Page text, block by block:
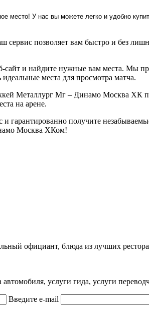
место! У нас вы можете легко и удобно
позволяет вам быстро и без
и найдите нужные вам места. Мы
места для просмотра матча.
Металлург Мг – Динамо Москва ХК
на арене.
получите
Москва ХКом!
официант, блюда из лучших
услуги гида, услуги
Введите e-mail